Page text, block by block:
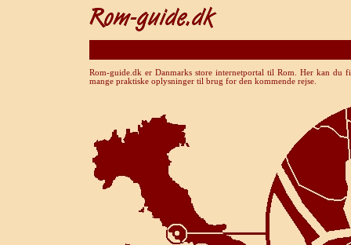
Rom-guide.dk er Danmarks store internetportal til Rom. Her kan du
mange praktiske oplysninger til brug for den kommende rejse.